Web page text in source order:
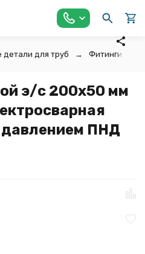
для труб Фитинги для
э/с 200х50 мм
давлением ПНД